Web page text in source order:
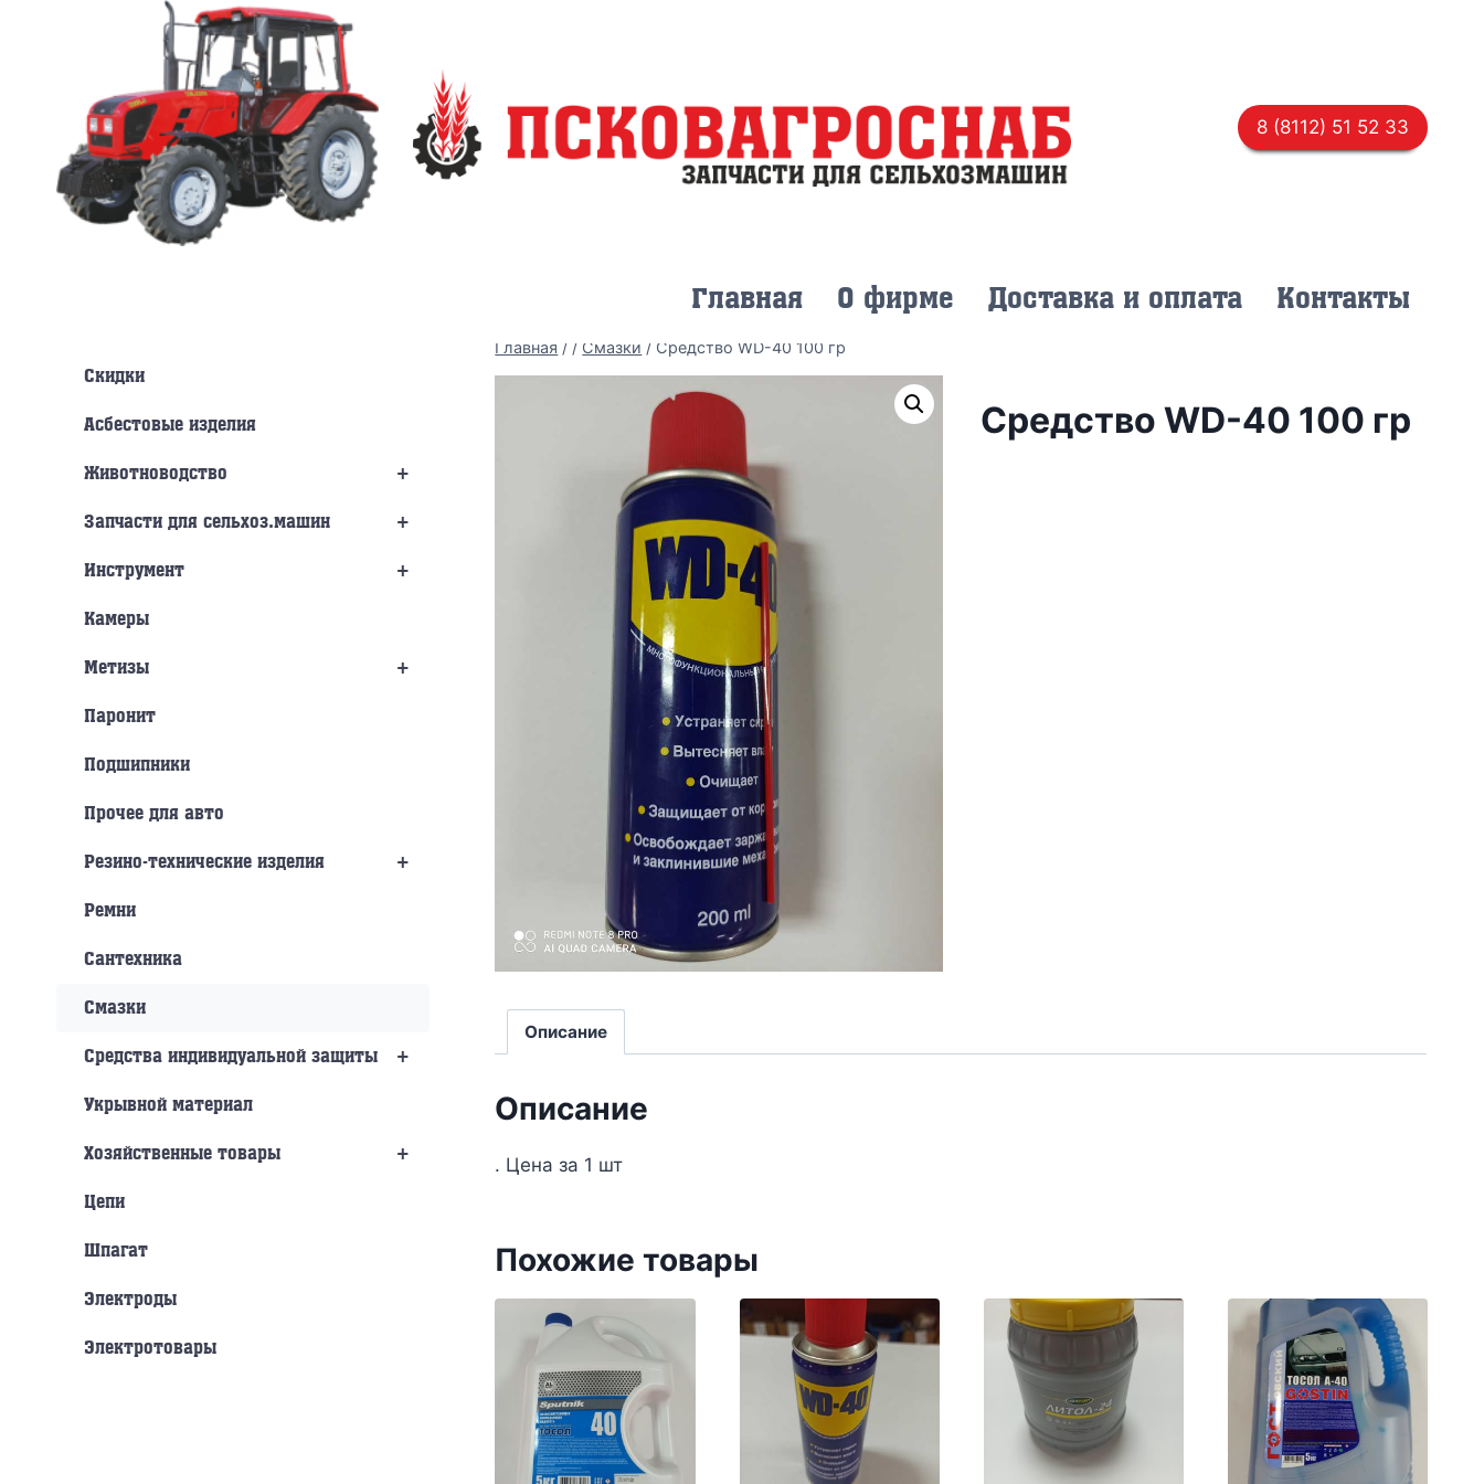
8 (8112) 51 52 33
Главная О фирме Доставка и оплата Контакты
Главная / / Смазки / Средство WD-40 100 гр
Средство WD-40 100 гр
Описание
Описание
. Цена за 1 шт
Похожие товары
Скидки
Асбестовые изделия
+
Животноводство
+
Запчасти для сельхоз.машин
+
Инструмент
Камеры
+
Метизы
Паронит
Подшипники
Прочее для авто
+
Резино-технические изделия
Ремни
Сантехника
Смазки
+
Средства индивидуальной защиты
Укрывной материал
+
Хозяйственные товары
Цепи
Шпагат
Электроды
Электротовары